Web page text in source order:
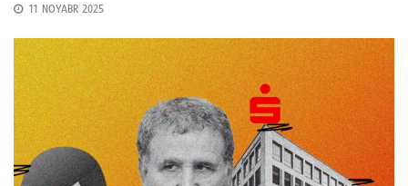
11 NOYABR 2025